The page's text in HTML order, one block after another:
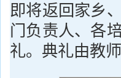
即将返回家乡
门负责人、各
礼。典礼由教